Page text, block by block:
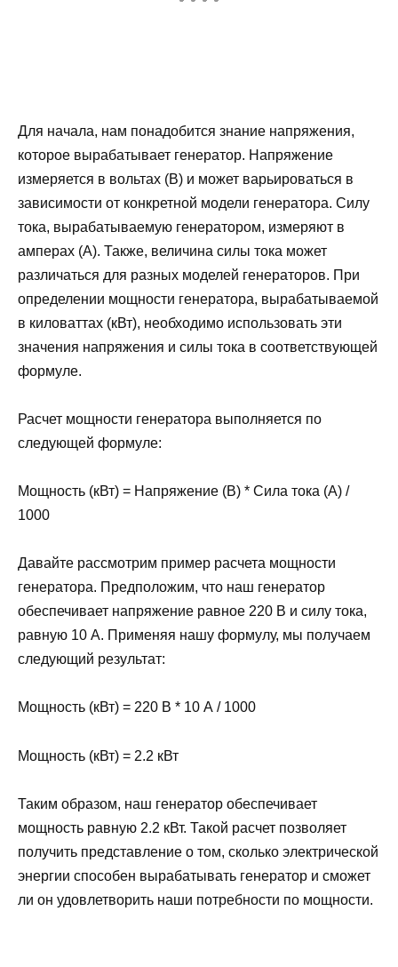
Для начала, нам понадобится знание напряжения,
которое вырабатывает генератор. Напряжение
измеряется в вольтах (В) и может варьироваться в
зависимости от конкретной модели генератора. Силу
тока, вырабатываемую генератором, измеряют в
амперах (А). Также, величина силы тока может
различаться для разных моделей генераторов. При
определении мощности генератора, вырабатываемой
в киловаттах (кВт), необходимо использовать эти
значения напряжения и силы тока в соответствующей
формуле.
Расчет мощности генератора выполняется по
следующей формуле:
Мощность (кВт) = Напряжение (В) * Сила тока (А) /
1000
Давайте рассмотрим пример расчета мощности
генератора. Предположим, что наш генератор
обеспечивает напряжение равное 220 В и силу тока,
равную 10 А. Применяя нашу формулу, мы получаем
следующий результат:
Мощность (кВт) = 220 В * 10 А / 1000
Мощность (кВт) = 2.2 кВт
Таким образом, наш генератор обеспечивает
мощность равную 2.2 кВт. Такой расчет позволяет
получить представление о том, сколько электрической
энергии способен вырабатывать генератор и сможет
ли он удовлетворить наши потребности по мощности.